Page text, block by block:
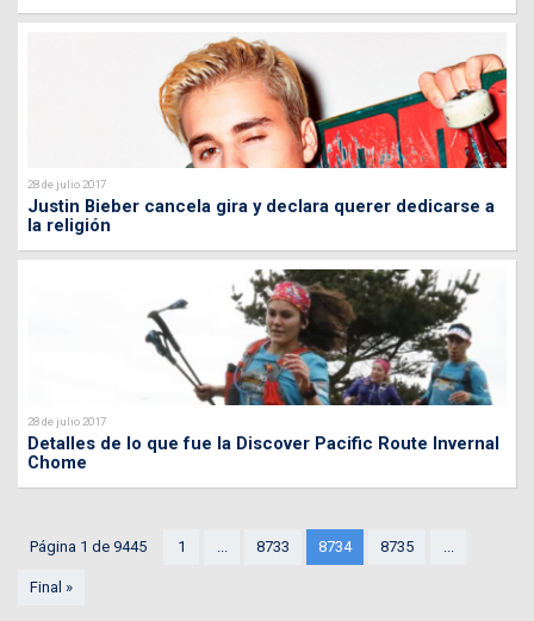
28 de julio 2017
Justin Bieber cancela gira y declara querer dedicarse a
la religión
28 de julio 2017
Detalles de lo que fue la Discover Pacific Route Invernal
Chome
Página 1 de 9445 1 ... 8733 8734 8735 ...
Final »